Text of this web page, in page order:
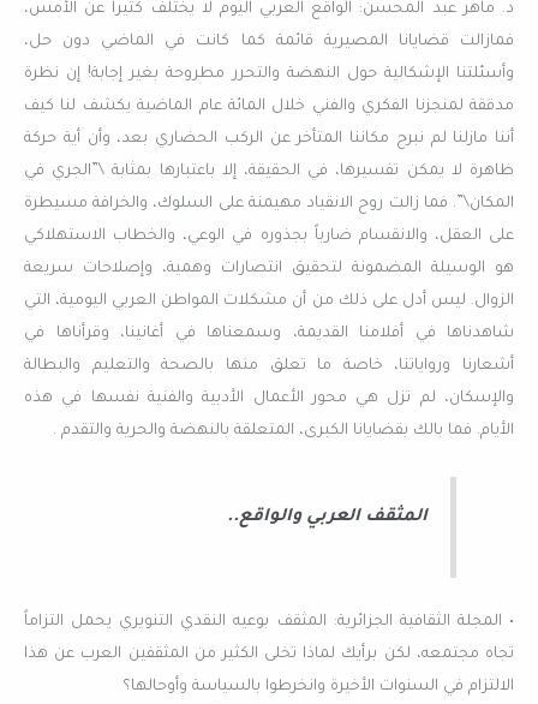
د. ماهر عبد المحسن: الواقع العربي اليوم لا يختلف كثيراً عن الأمس،
فمازالت قضايانا المصيرية قائمة كما كانت في الماضي دون حل،
وأسئلتنا الإشكالية حول النهضة والتحرر مطروحة بغير إجابة! إن نظرة
مدققة لمنجزنا الفكري والفني خلال المائة عام الماضية يكشف لنا كيف
أننا مازلنا لم نبرح مكاننا المتأخر عن الركب الحضاري بعد، وأن أية حركة
ظاهرة لا يمكن تفسيرها، في الحقيقة، إلا باعتبارها بمثابة \”الجري في
المكان\”. فما زالت روح الانقياد مهيمنة على السلوك، والخرافة مسيطرة
على العقل، والانقسام ضارباً بجذوره في الوعي، والخطاب الاستهلاكي
هو الوسيلة المضمونة لتحقيق انتصارات وهمية، وإصلاحات سريعة
الزوال. ليس أدل على ذلك من أن مشكلات المواطن العربي اليومية، التي
شاهدناها في أفلامنا القديمة، وسمعناها في أغانينا، وقرأناها في
أشعارنا ورواياتنا، خاصة ما تعلق منها بالصحة والتعليم والبطالة
والإسكان، لم تزل هي محور الأعمال الأدبية والفنية نفسها في هذه
الأيام. فما بالك بقضايانا الكبرى، المتعلقة بالنهضة والحرية والتقدم .
المثقف العربي والواقع..
• المجلة الثقافية الجزائرية: المثقف بوعيه النقدي التنويري يحمل التزاماً
تجاه مجتمعه، لكن برأيك لماذا تخلى الكثير من المثقفين العرب عن هذا
الالتزام في السنوات الأخيرة وانخرطوا بالسياسة وأوحالها؟